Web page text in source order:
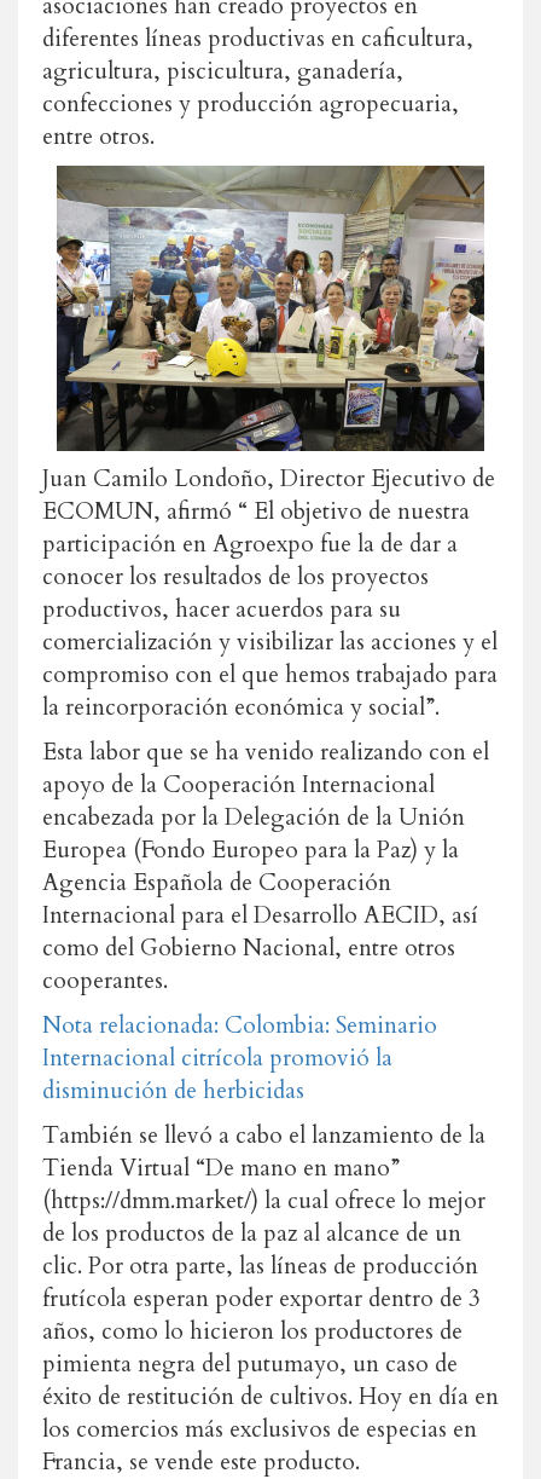
diferentes líneas productivas en caficultura,
agricultura, piscicultura, ganadería,
confecciones y producción agropecuaria,
entre otros.
Juan Camilo Londoño, Director Ejecutivo de
ECOMUN, afirmó “ El objetivo de nuestra
participación en Agroexpo fue la de dar a
conocer los resultados de los proyectos
productivos, hacer acuerdos para su
comercialización y visibilizar las acciones y el
compromiso con el que hemos trabajado para
la reincorporación económica y social”.
Esta labor que se ha venido realizando con el
apoyo de la Cooperación Internacional
encabezada por la Delegación de la Unión
Europea (Fondo Europeo para la Paz) y la
Agencia Española de Cooperación
Internacional para el Desarrollo AECID, así
como del Gobierno Nacional, entre otros
cooperantes.
Nota relacionada: Colombia: Seminario
Internacional citrícola promovió la
disminución de herbicidas
También se llevó a cabo el lanzamiento de la
Tienda Virtual “De mano en mano”
(https://dmm.market/) la cual ofrece lo mejor
de los productos de la paz al alcance de un
clic. Por otra parte, las líneas de producción
frutícola esperan poder exportar dentro de 3
años, como lo hicieron los productores de
pimienta negra del putumayo, un caso de
éxito de restitución de cultivos. Hoy en día en
los comercios más exclusivos de especias en
Francia, se vende este producto.